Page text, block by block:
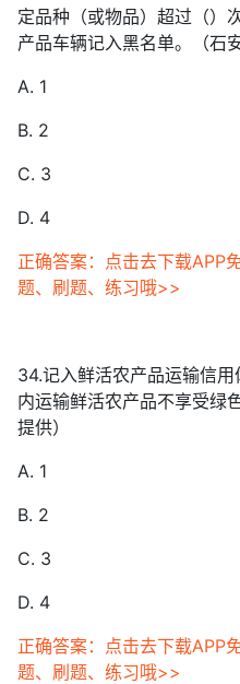
定品种（或物品）超过（）
产品车辆记入黑名单。（石
A. 1
B. 2
C. 3
D. 4
正确答案：点击去下载APP
题、刷题、练习哦>>
34.记入鲜活农产品运输信
内运输鲜活农产品不享受绿
提供）
A. 1
B. 2
C. 3
D. 4
正确答案：点击去下载APP
题、刷题、练习哦>>